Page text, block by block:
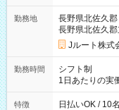
ど！ ・主要都市エリア 月収55万円／週5日稼働 月収65万~112
万円／週6日稼働 ・地方郊外エリア 月収40万円／週5日稼働 月
収40万円~50万円／週6日稼働
円 (27歳男性/
(日休み) ■月収80万円(43歳男性/墨田区在住)※元営業 1日200個
勤務地
長野県北佐久郡
長野県北佐久
Jルート株式
勤務時間
シフト制
1日あたりの実
働8時間） ※週
によって時間
特徴 日払いOK / 10